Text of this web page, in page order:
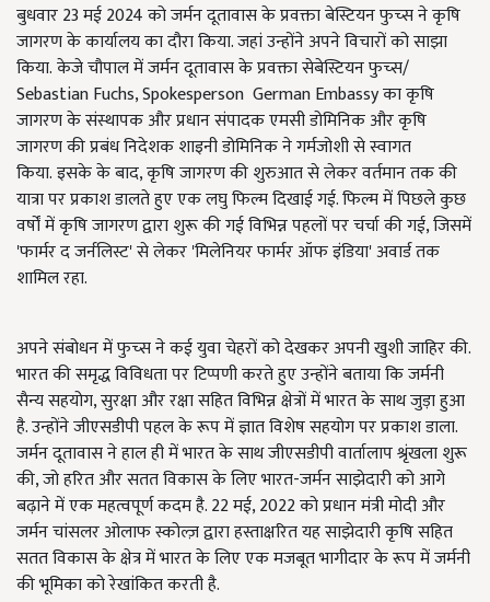
बुधवार 23 मई 2024 को जर्मन दूतावास के प्रवक्ता बेस्टियन फुच्स ने कृषि
जागरण के कार्यालय का दौरा किया. जहां उन्होंने अपने विचारों को साझा
किया. केजे चौपाल में जर्मन दूतावास के प्रवक्ता सेबेस्टियन फुच्स/
Sebastian Fuchs, Spokesperson German Embassy काकृषि
जागरण के संस्थापक और प्रधान संपादक एमसी डोमिनिक और कृषि
जागरण की प्रबंध निदेशक शाइनी डोमिनिक ने गर्मजोशी से स्वागत
किया. इसकेके बाद, कृषि जागरण की शुरुआत से लेकर वर्तमान तक की
यात्रा पर प्रकाश डालते हुए एक लघु फिल्म दिखाई गई. फिल्म में पिछले कुछ
वर्षों में कृषि जागरण द्वारा शुरू की गई विभिन्न पहलों पर चर्चा की गई, जिसमें
'फार्मर द जर्नलिस्ट' से लेकर 'मिलेनियर फार्मर ऑफ इंडिया' अवार्ड तक
शामिल रहा.
अपने संबोधन में फुच्स ने कई युवा चेहरों को देखकर अपनी खुशी जाहिर की.
भारत की समृद्ध विविधता पर टिप्पणी करते हुए उन्होंने बताया कि जर्मनी
सैन्य सहयोग, सुरक्षा और रक्षा सहित विभिन्न क्षेत्रों में भारत के साथ जुड़ा हुआ
है. उन्होंने जीएसडीपी पहल के रूप में ज्ञात विशेष सहयोग पर प्रकाश डाला.
जर्मन दूतावास ने हाल ही में भारत के साथ जीएसडीपी वार्तालाप श्रृंखला शुरू
की, जो हरित और सतत विकास के लिए भारत-जर्मन साझेदारी को आगे
बढ़ाने में एक महत्वपूर्ण कदम है. 22 मई, 2022 को प्रधान मंत्री मोदी और
जर्मन चांसलर ओलाफ स्कोल्ज़ द्वारा हस्ताक्षरित यह साझेदारी कृषि सहित
सतत विकास के क्षेत्र में भारत के लिए एक मजबूत भागीदार के रूप में जर्मनी
की भूमिका को रेखांकित करती है.